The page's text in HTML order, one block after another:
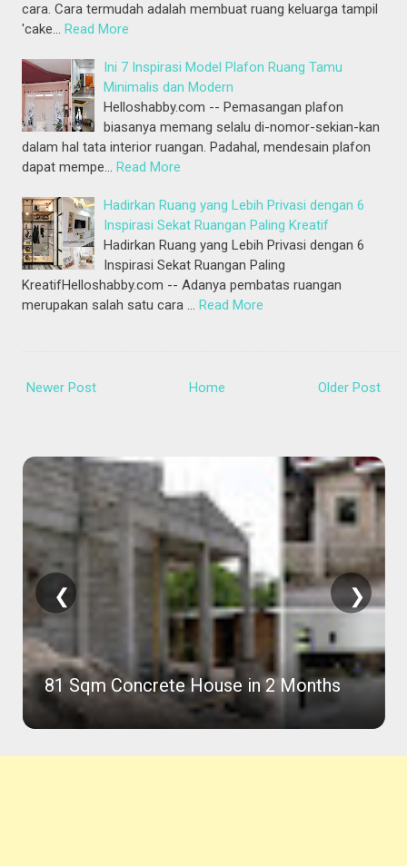
cara. Cara termudah adalah membuat ruang keluarga tampil
'cake… Read More
Ini 7 Inspirasi Model Plafon Ruang Tamu
Minimalis dan Modern
Helloshabby.com -- Pemasangan plafon
biasanya memang selalu di-nomor-sekian-kan
dalam hal tata interior ruangan. Padahal, mendesain plafon
dapat mempe… Read More
Hadirkan Ruang yang Lebih Privasi dengan 6
Inspirasi Sekat Ruangan Paling Kreatif
Hadirkan Ruang yang Lebih Privasi dengan 6
Inspirasi Sekat Ruangan Paling
KreatifHelloshabby.com -- Adanya pembatas ruangan
merupakan salah satu cara … Read More
Newer Post Older Post
Home
81 Sqm Concrete House in 2 Months
❮ ❯